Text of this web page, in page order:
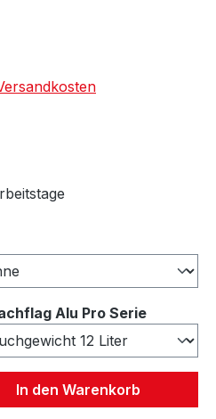
von 4.75 von 5 Sternen
Alu Pro Serie
den
In den Warenkorb